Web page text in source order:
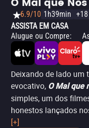
6.9/10 1h39min +18
ASSISTA EM CASA
Alugue ou Compre:
Deixando de lado um
evocativo, O Mal que
simples, um dos
honestos lançados
Rugna nos apresenta
[+]